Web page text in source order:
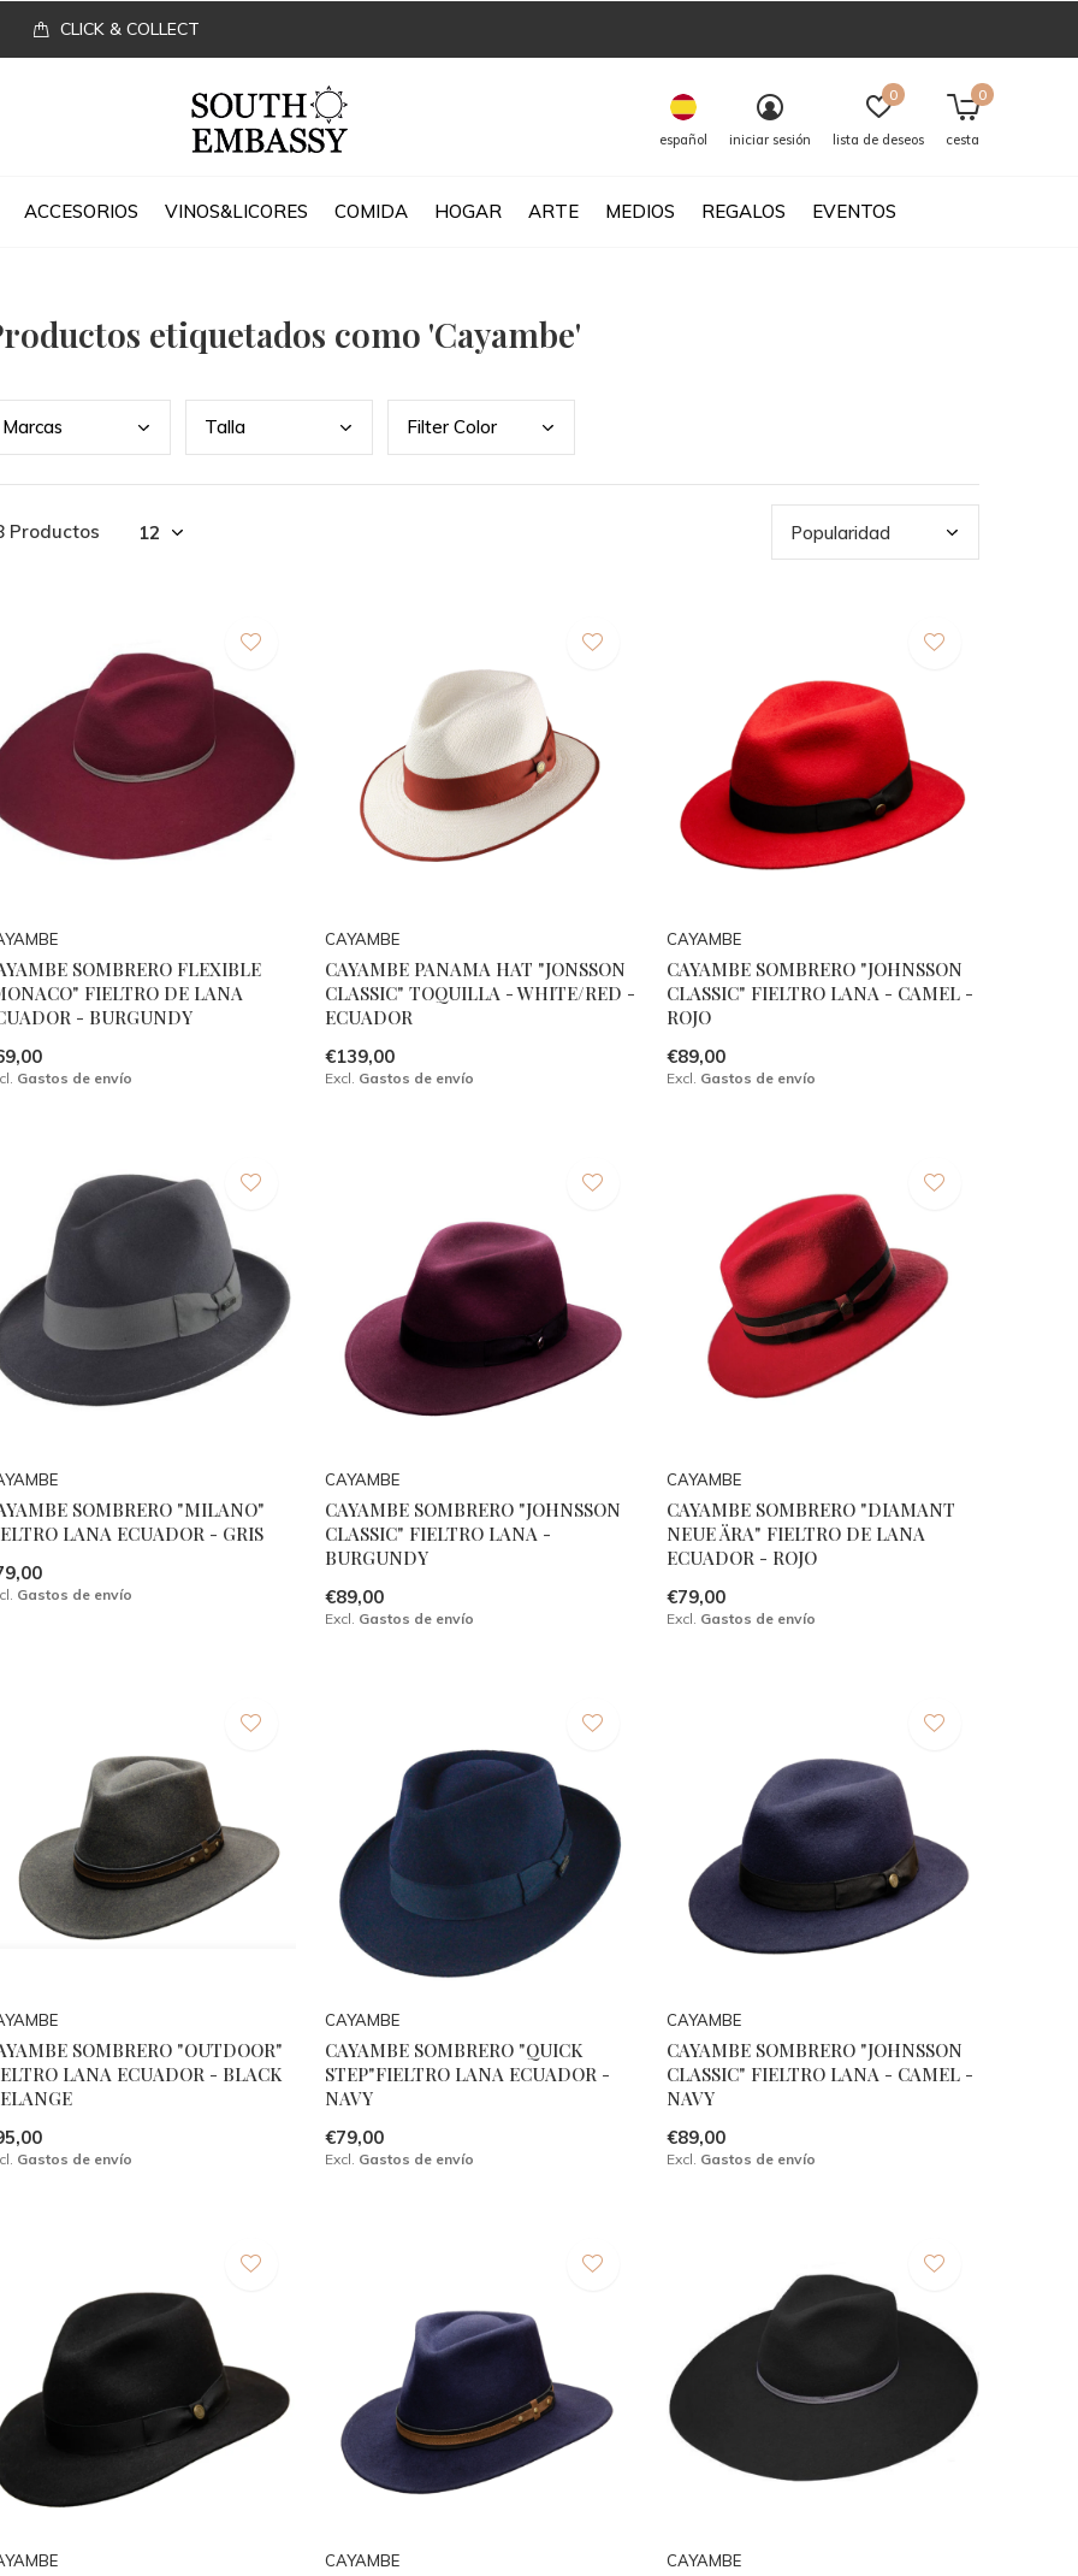
ACCESORIOS VINOS&LICORES COMIDA HOGAR ARTE MEDIOS REGALOS EVENTOS
español iniciar sesión lista de deseos
0
cesta
0
CLICK & COLLECT
etiquetados como 'Cayambe'
Marcas Talla Filter Color
Productos
SOMBRERO FLEXIBLE
FIELTRO DE LANA
- BURGUNDY
Gastos de envío
CAYAMBE
CAYAMBE PANAMA HAT "JONSSON
CLASSIC" TOQUILLA - WHITE/RED -
ECUADOR
€139,00
Excl. Gastos de envío
CAYAMBE
CAYAMBE SOMBRERO "JOHNSSON
CLASSIC" FIELTRO LANA - CAMEL -
ROJO
€89,00
Excl. Gastos de envío
SOMBRERO "MILANO"
LANA ECUADOR - GRIS
Gastos de envío
CAYAMBE
CAYAMBE SOMBRERO "JOHNSSON
CLASSIC" FIELTRO LANA -
BURGUNDY
€89,00
Excl. Gastos de envío
CAYAMBE
CAYAMBE SOMBRERO "DIAMANT
NEUE ÄRA" FIELTRO DE LANA
ECUADOR - ROJO
€79,00
Excl. Gastos de envío
SOMBRERO "OUTDOOR"
LANA ECUADOR - BLACK
Gastos de envío
CAYAMBE
CAYAMBE SOMBRERO "QUICK
STEP"FIELTRO LANA ECUADOR -
NAVY
€79,00
Excl. Gastos de envío
CAYAMBE
CAYAMBE SOMBRERO "JOHNSSON
CLASSIC" FIELTRO LANA - CAMEL -
NAVY
€89,00
Excl. Gastos de envío
CAYAMBE CAYAMBE